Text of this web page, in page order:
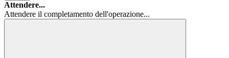
Attendere...
Attendere il completamento dell'operazione...